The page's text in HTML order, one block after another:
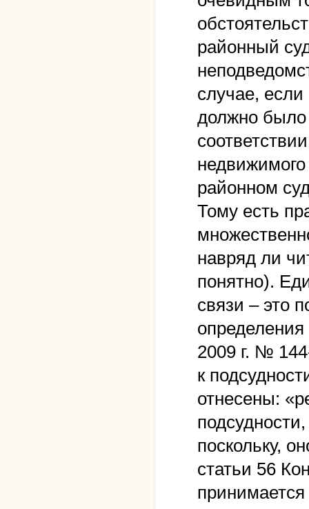
районный
случае,
должно было
районном
Тому есть
навряд ли
понятно).
связи – это
2009 г. №
к
отнесены:
поскольку,
статьи 56